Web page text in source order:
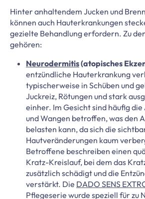
Hinter anhaltendem Jucken und
können auch Hauterkrankungen
gezielte Behandlung erfordern. Zu
gehören:
Neurodermitis(atopisches
entzündliche Hauterkrankung
typischerweise in Schüben und
Juckreiz, Rötungen und stark
einher. Im Gesicht sind häufig
und Wangen betroffen, was den
belasten kann, da sich die
Hautveränderungen kaum
Betroffene beschreiben einen
Kratz-Kreislauf, bei dem das
zusätzlich schädigt und die
verstärkt. Die DADO SENS
Pflegeserie wurde speziell für zu